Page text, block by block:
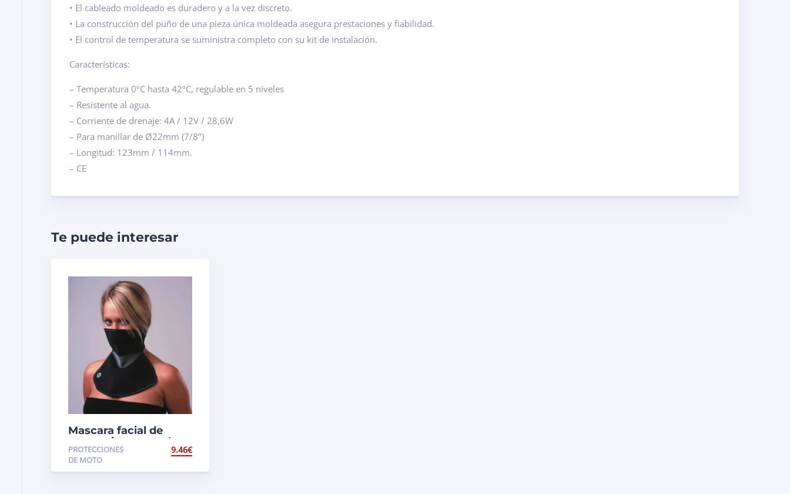
• El cableado moldeado es duradero y a la vez discreto.
• La construcción del puño de una pieza única moldeada asegura prestaciones y fiabilidad.
• El control de temperatura se suministra completo con su kit de instalación.
Características:
– Temperatura 0ºC hasta 42ºC, regulable en 5 niveles
– Resistente al agua.
– Corriente de drenaje: 4A / 12V / 28,6W
– Para manillar de Ø22mm (7/8’’)
– Longitud: 123mm / 114mm.
– CE
Te puede interesar
Mascara facial de
proteccion con cubre
pecho. Oxford OF193
PROTECCIONES
DE MOTO
9.46€